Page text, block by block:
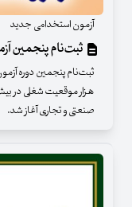
آزمون استخدامی جدید
ثبت‌نام پنجمین
صنعتی و تجاری آغاز شد.